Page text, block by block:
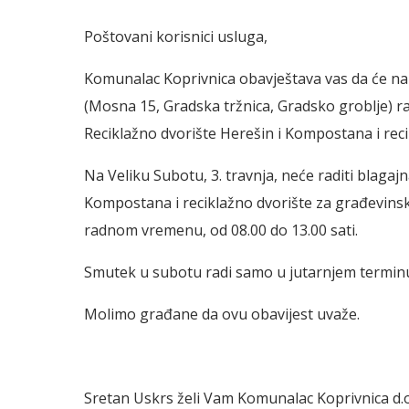
Poštovani korisnici usluga,
Komunalac Koprivnica obavještava vas da će
(Mosna 15, Gradska tržnica, Gradsko groblje)
Reciklažno dvorište Herešin i Kompostana i
Na Veliku Subotu, 3. travnja, neće raditi
Kompostana i reciklažno dvorište za
radnom vremenu, od 08.00 do 13.00 sati.
Smutek u subotu radi samo u jutarnjem
Molimo građane da ovu obavijest uvaže.
Sretan Uskrs želi Vam Komunalac Koprivnica